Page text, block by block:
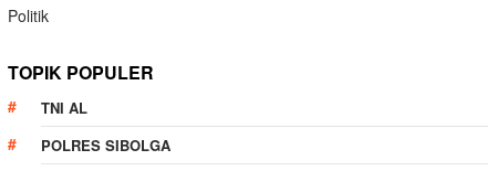
Politik
TOPIK POPULER
TNI AL
POLRES SIBOLGA